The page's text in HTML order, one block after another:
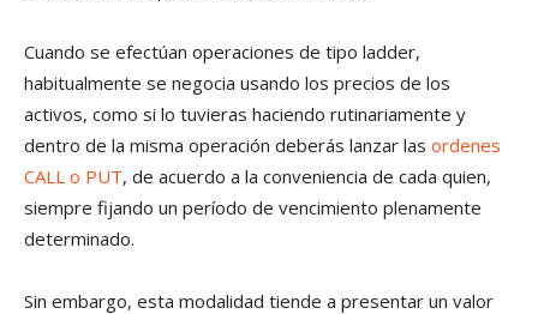
Cuando se efectúan operaciones de tipo ladder,
habitualmente se negocia usando los precios de los
activos, como si lo tuvieras haciendo rutinariamente y
dentro de la misma operación deberás lanzar las ordenes
CALL o PUT, de acuerdo a la conveniencia de cada quien,
siempre fijando un período de vencimiento plenamente
determinado.
Sin embargo, esta modalidad tiende a presentar un valor